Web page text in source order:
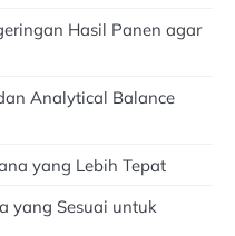
Hasil Panen agar
Analytical Balance
yang Lebih Tepat
yang Sesuai untuk